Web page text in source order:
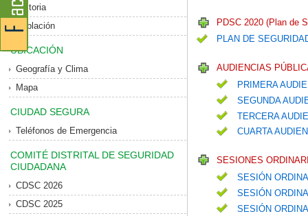
Historia
Población
UBICACIÓN
Geografía y Clima
Mapa
CIUDAD SEGURA
Teléfonos de Emergencia
COMITÉ DISTRITAL DE SEGURIDAD
CIUDADANA
CDSC 2026
CDSC 2025
PDSC 2020 (Plan de
PLAN DE
AUDIENCIAS
PRIMERA
SEGUNDA
TERCERA
CUARTA
SESIONES
SESIÓN
SESIÓN
SESIÓN